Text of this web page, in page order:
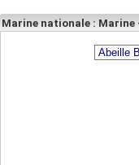
Marine nationale :